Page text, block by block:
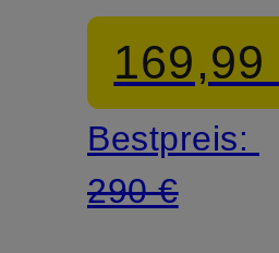
BAKER
169,99
Bestpreis:
290 €